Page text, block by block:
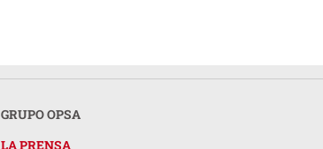
GRUPO OPSA
LA PRENSA